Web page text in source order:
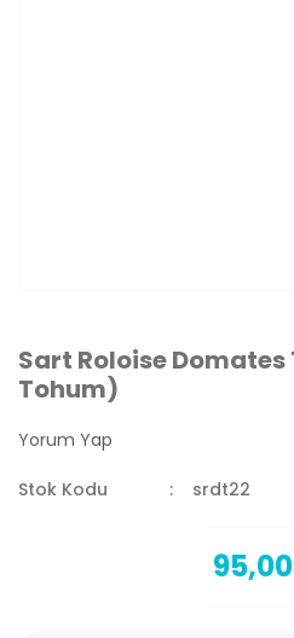
Sart Roloise Domates
Tohum)
Yorum Yap
Stok Kodu srdt22